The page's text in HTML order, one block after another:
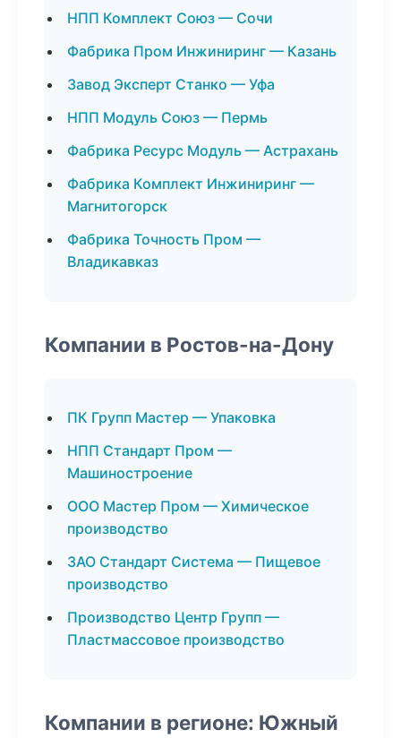
НПП Комплект Союз — Сочи
Фабрика Пром Инжиниринг — Казань
Завод Эксперт Станко — Уфа
НПП Модуль Союз — Пермь
Фабрика Ресурс Модуль — Астрахань
Фабрика Комплект Инжиниринг —
Магнитогорск
Фабрика Точность Пром —
Владикавказ
Компании в Ростов-на-Дону
ПК Групп Мастер — Упаковка
НПП Стандарт Пром —
Машиностроение
ООО Мастер Пром — Химическое
производство
ЗАО Стандарт Система — Пищевое
производство
Производство Центр Групп —
Пластмассовое производство
Компании в регионе: Южный